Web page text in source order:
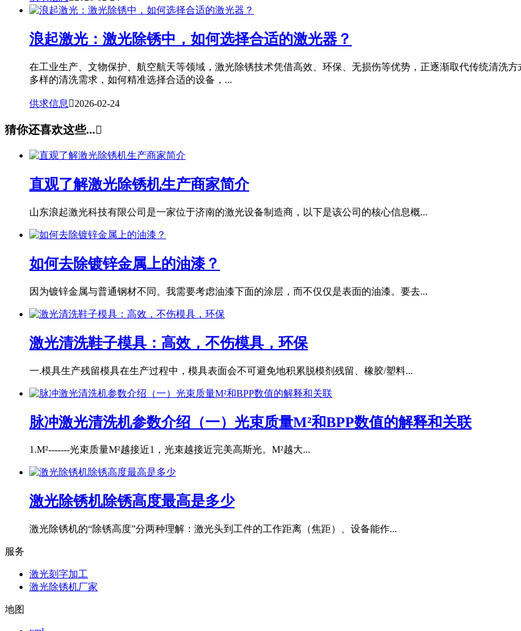
浪起激光：激光除锈中，如何选择合适的激光器？
在工业生产、文物保护、航空航天等领域，激光除锈技术凭借高效、环保、无损伤等优势，正逐渐取代传统清洗
多样的清洗需求，如何精准选择合适的设备，...
供求信息 2026-02-24
猜你还喜欢这些...
直观了解激光除锈机生产商家简介
山东浪起激光科技有限公司是一家位于济南的激光设备制造商，以下是该公司的核心信息概...
如何去除镀锌金属上的油漆？
因为镀锌金属与普通钢材不同。我需要考虑油漆下面的涂层，而不仅仅是表面的油漆。要去...
激光清洗鞋子模具：高效，不伤模具，环保
一.模具生产残留模具在生产过程中，模具表面会不可避免地积累脱模剂残留、橡胶/塑料...
脉冲激光清洗机参数介绍（一）光束质量M²和BPP数值的解释和关联
1.M²-------光束质量M²越接近1，光束越接近完美高斯光。M²越大...
激光除锈机除锈高度最高是多少
激光除锈机的“除锈高度”分两种理解：激光头到工件的工作距离（焦距）、设备能作...
服务
激光刻字加工
激光除锈机厂家
地图